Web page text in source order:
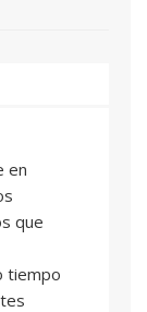
en
que
tiempo